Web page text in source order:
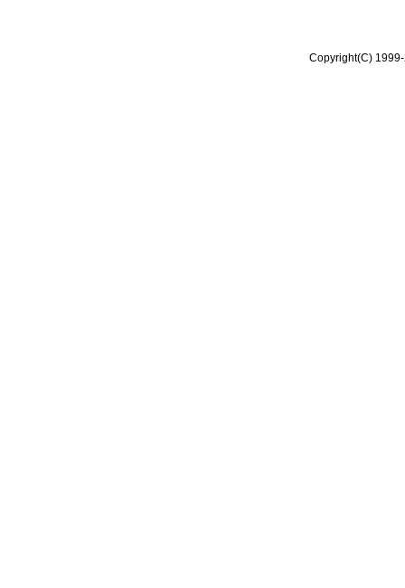
Copyright(C)